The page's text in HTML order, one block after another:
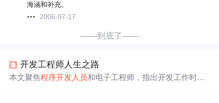
海涵和补充。
2006-07-17
——到底了——
开发工程师人生之路
本文聚焦程序开发 人员和电子工程师，指出开发工作时间